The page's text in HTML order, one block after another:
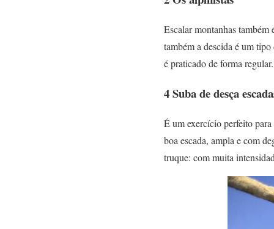
Escalar montanhas
também a descida é um
é praticado de forma regular.
4 Suba de desça
É um exercício perfeito
boa escada, ampla e com
truque: com muita